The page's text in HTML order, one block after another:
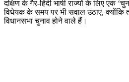
दक्षिण के गैर-हिंदी भाषी राज्यों के लिए एक
विधेयक के समय पर भी सवाल उठाए, क्योंकि
विधानसभा चुनाव होने वाले हैं।